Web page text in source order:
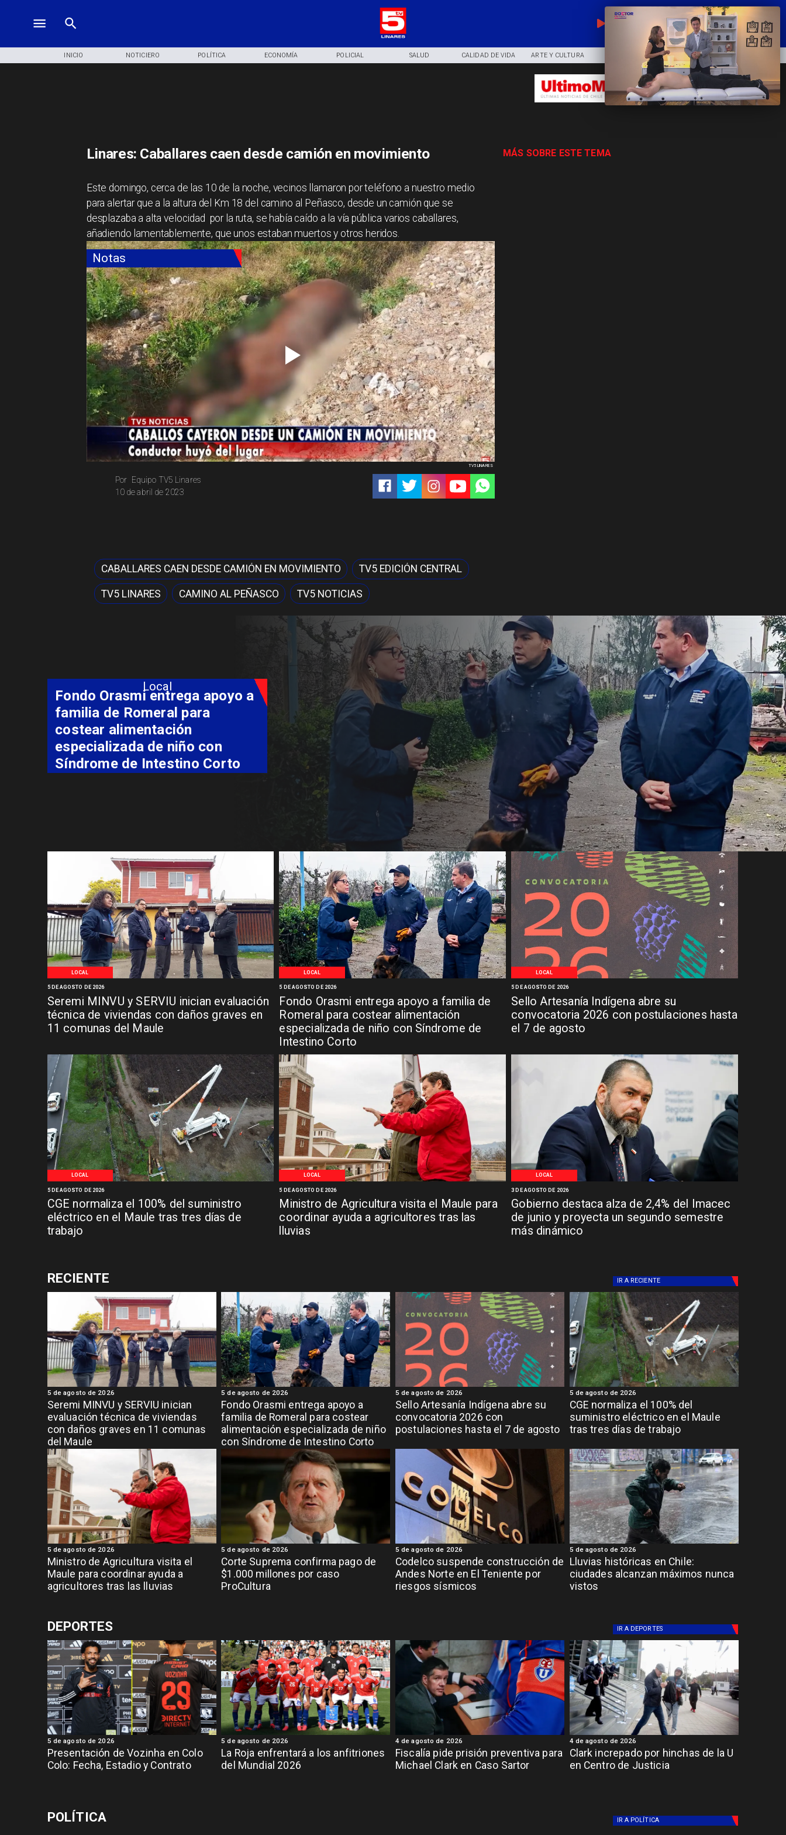
EN VIVO
INICIO NOTICIERO POLÍTICA ECONOMÍA POLICIAL SALUD CALIDAD DE VIDA ARTE Y CULTURA COMUNIDAD DEPORTES
Notas
Equipo TV5 Linares
Por
10 de abril de 2023
TV5 LINARES
MÁS SOBRE ESTE TEMA
Linares: Caballares caen desde camión en movimiento
Este domingo, cerca de las 10 de la noche, vecinos llamaron por teléfono a nuestro medio
para alertar que a la altura del Km 18 del camino al Peñasco, desde un camión que se
desplazaba a alta velocidad por la ruta, se había caído a la vía pública varios caballares,
añadiendo lamentablemente, que unos estaban muertos y otros heridos.
CABALLARES CAEN DESDE CAMIÓN EN MOVIMIENTO TV5 EDICIÓN CENTRAL
TV5 LINARES CAMINO AL PEÑASCO TV5 NOTICIAS
LOCAL
Seremi MINVU y SERVIU inician evaluación
técnica de viviendas con daños graves en
11 comunas del Maule
5 DE AGOSTO DE 2026
LOCAL
Fondo Orasmi entrega apoyo a familia de
Romeral para costear alimentación
especializada de niño con Síndrome de
Intestino Corto
5 DE AGOSTO DE 2026
LOCAL
Sello Artesanía Indígena abre su
convocatoria 2026 con postulaciones hasta
el 7 de agosto
5 DE AGOSTO DE 2026
LOCAL
CGE normaliza el 100% del suministro
eléctrico en el Maule tras tres días de
trabajo
5 DE AGOSTO DE 2026
LOCAL
Ministro de Agricultura visita el Maule para
coordinar ayuda a agricultores tras las
lluvias
5 DE AGOSTO DE 2026
LOCAL
Gobierno destaca alza de 2,4% del Imacec
de junio y proyecta un segundo semestre
más dinámico
3 DE AGOSTO DE 2026
Local
Sello Artesanía Indígena abre
su convocatoria 2026 con
postulaciones hasta el 7 de
agosto
RECIENTE IR A RECIENTE
Seremi MINVU y SERVIU inician
evaluación técnica de viviendas
con daños graves en 11 comunas
del Maule
5 de agosto de 2026
Fondo Orasmi entrega apoyo a
familia de Romeral para costear
alimentación especializada de niño
con Síndrome de Intestino Corto
5 de agosto de 2026
Sello Artesanía Indígena abre su
convocatoria 2026 con
postulaciones hasta el 7 de agosto
5 de agosto de 2026
CGE normaliza el 100% del
suministro eléctrico en el Maule
tras tres días de trabajo
5 de agosto de 2026
Ministro de Agricultura visita el
Maule para coordinar ayuda a
agricultores tras las lluvias
5 de agosto de 2026
Corte Suprema confirma pago de
$1.000 millones por caso
ProCultura
5 de agosto de 2026
Codelco suspende construcción de
Andes Norte en El Teniente por
riesgos sísmicos
5 de agosto de 2026
Lluvias históricas en Chile:
ciudades alcanzan máximos nunca
vistos
5 de agosto de 2026
DEPORTES IR A DEPORTES
Presentación de Vozinha en Colo
Colo: Fecha, Estadio y Contrato
5 de agosto de 2026
La Roja enfrentará a los anfitriones
del Mundial 2026
5 de agosto de 2026
Fiscalía pide prisión preventiva para
Michael Clark en Caso Sartor
4 de agosto de 2026
Clark increpado por hinchas de la U
en Centro de Justicia
4 de agosto de 2026
POLÍTICA IR A POLÍTICA